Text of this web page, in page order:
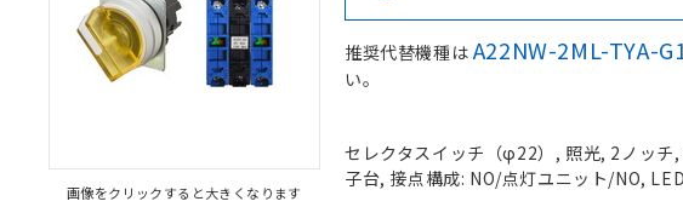
画像をクリックすると大きくなります
推奨代替機種はA22NW-2ML-TYA-
い。
セレクタスイッチ（φ22）, 照光, 2ノッチ
子台, 接点構成: NO/点灯ユニット/NO,